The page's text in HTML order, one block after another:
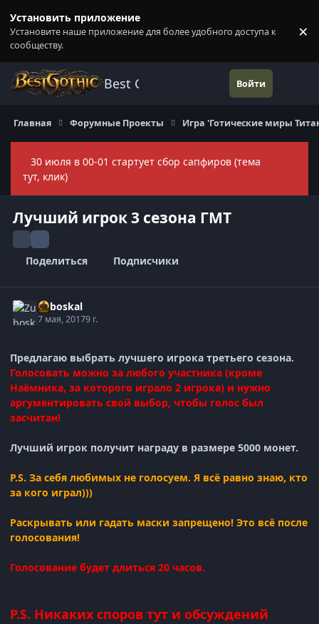
Установить приложение
Установите наше приложение для более удобного доступа к
сообществу.
×
Best Gothic Forums Войти
Главная Форумные Проекты Игра 'Готические миры
30 июля в 00-01 стартует сбор сапфиров (тема
тут, клик)
Лучший игрок 3 сезона ГМТ
Поделиться Подписчики
Zuboskal
7 мая, 20179 г.
Предлагаю выбрать лучшего игрока третьего сезона.
Голосовать можно за любого участника (кроме
Наёмника, за которого играло 2 игрока) и нужно
аргументировать свой выбор, чтобы голос был
засчитан!
Лучший игрок получит награду в размере 5000 монет.
P.S. За себя любимых не голосуем. Я всё равно знаю, кто
за кого играл)))
Раскрывать или гадать маски запрещено! Это всё после
голосования!
Голосование будет длиться 20 часов.
P.S. Никаких споров тут и обсуждений